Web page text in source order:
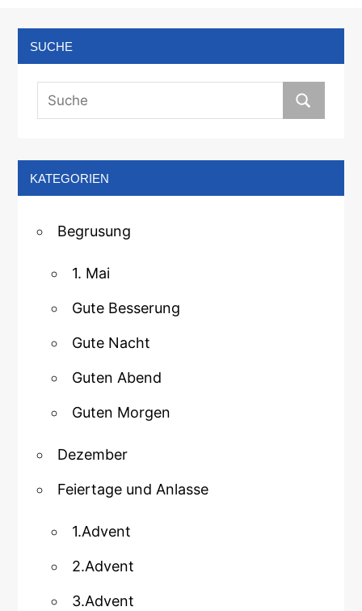
SUCHE
KATEGORIEN
Begrusung
1. Mai
Gute Besserung
Gute Nacht
Guten Abend
Guten Morgen
Dezember
Feiertage und Anlasse
1.Advent
2.Advent
3.Advent